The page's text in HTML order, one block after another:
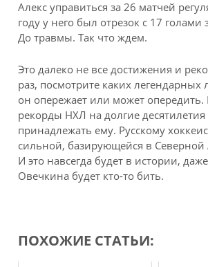
Алекс управиться за 26 матчей
году у него был отрезок с 17 голами
До травмы. Так что ждем.
Это далеко не все достижения и
раз, посмотрите каких легендарных
он опережает или может
рекорды НХЛ на долгие десятилетия
принадлежать ему. Русскому
сильной, базирующейся в Северной
И это навсегда будет в истории,
Овечкина будет кто-то бить.
ПОХОЖИЕ СТАТЬИ: